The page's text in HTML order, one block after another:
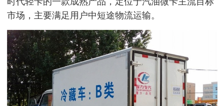
市场，主要满足用户中短途物流运输。